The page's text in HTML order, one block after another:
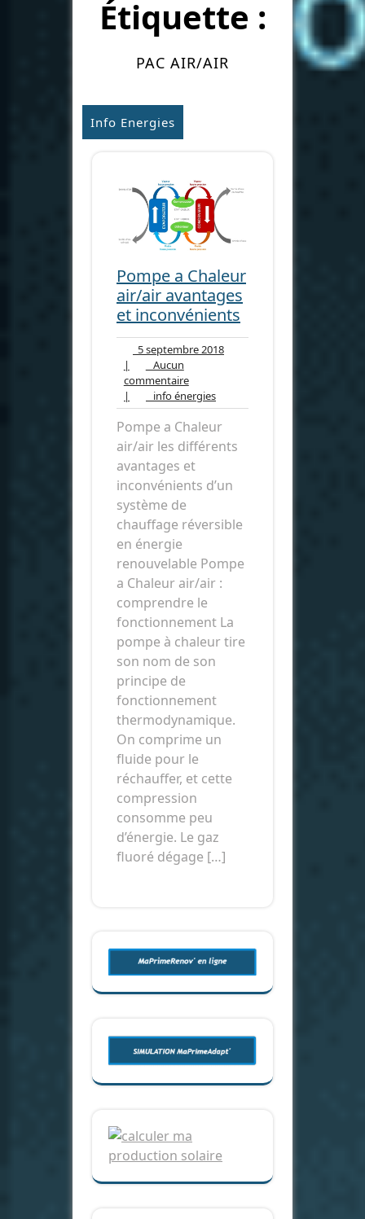
Étiquette :
PAC AIR/AIR
Info Energies
Pompe a Chaleur
air/air avantages
et inconvénients
5 septembre 20185
|
Aucun
commentaireAucun
commentaire
| info énergiesinfo
énergies
Pompe a Chaleur
air/air les différents
avantages et
inconvénients d’un
système de
chauffage réversible
en énergie
renouvelable Pompe
a Chaleur air/air :
comprendre le
fonctionnement La
pompe à chaleur tire
son nom de son
principe de
fonctionnement
thermodynamique.
On comprime un
fluide pour le
réchauffer, et cette
compression
consomme peu
d’énergie. Le gaz
fluoré dégage […]